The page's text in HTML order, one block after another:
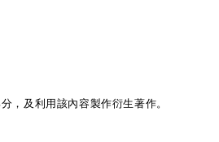
，及利用該內容製作衍生著作。